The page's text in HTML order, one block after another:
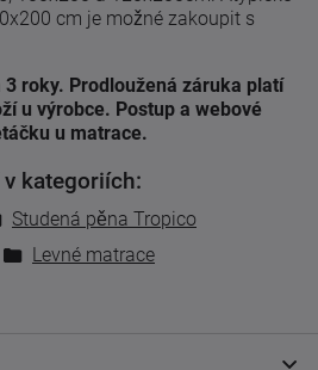
cm je možné zakoupit s
3 roky. Prodloužená záruka platí
u výrobce. Postup a webové
u matrace.
kategoriích:
Studená pěna Tropico
Levné matrace